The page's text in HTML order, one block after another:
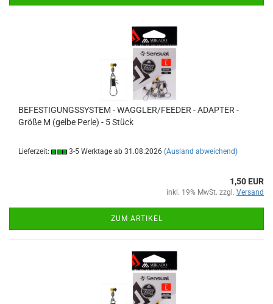
BEFESTIGUNGSSYSTEM - WAGGLER/FEEDER - ADAPTER -
Größe M (gelbe Perle) - 5 Stück
Lieferzeit: 3-5 Werktage ab 31.08.2026 (Ausland abweichend)
1,50 EUR
inkl. 19% MwSt. zzgl. Versand
ZUM ARTIKEL